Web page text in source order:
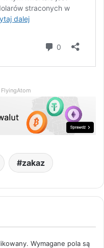
zakaz
Wymagane pola są